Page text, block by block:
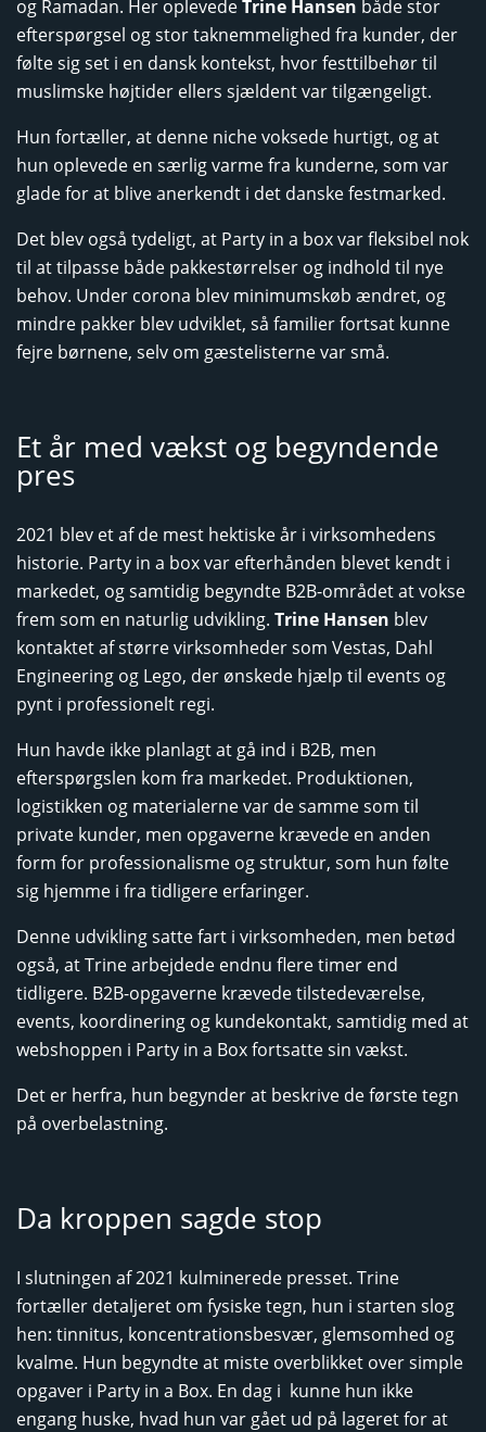
og Ramadan. Her oplevedeTrine Hansen både stor
efterspørgsel og stor taknemmelighed fra kunder, der
følte sig set i en dansk kontekst, hvor festtilbehør til
muslimske højtider ellers sjældent var tilgængeligt.
Hun fortæller, at denne niche voksede hurtigt, og at
hun oplevede en særlig varme fra kunderne, som var
glade for at blive anerkendt i det danske festmarked.
Det blev også tydeligt, at Party in a box var fleksibel nok
til at tilpasse både pakkestørrelser og indhold til nye
behov. Under corona blev minimumskøb ændret, og
mindre pakker blev udviklet, så familier fortsat kunne
fejre børnene, selv om gæstelisterne var små.
Et år med vækst og begyndende
pres
2021 blev et af de mest hektiske år i virksomhedens
historie. Party in a box var efterhånden blevet kendt i
markedet, og samtidig begyndte B2B-området at vokse
frem som en naturlig udvikling. Trine Hansen blev
kontaktet af større virksomheder som Vestas, Dahl
Engineering og Lego, der ønskede hjælp til events og
pynt i professionelt regi.
Hun havde ikke planlagt at gå ind i B2B, men
efterspørgslen kom fra markedet. Produktionen,
logistikken og materialerne var de samme som til
private kunder, men opgaverne krævede en anden
form for professionalisme og struktur, som hun følte
sig hjemme i fra tidligere erfaringer.
Denne udvikling satte fart i virksomheden, men betød
også, at Trine arbejdede endnu flere timer end
tidligere. B2B-opgaverne krævede tilstedeværelse,
events, koordinering og kundekontakt, samtidig med at
webshoppen i Party in a Box fortsatte sin vækst.
Det er herfra, hun begynder at beskrive de første tegn
på overbelastning.
Da kroppen sagde stop
I slutningen af 2021 kulminerede presset. Trine
fortæller detaljeret om fysiske tegn, hun i starten slog
hen: tinnitus, koncentrationsbesvær, glemsomhed og
kvalme. Hun begyndte at miste overblikket over simple
opgaver i Party in a Box. En dag i kunne hun ikke
engang huske, hvad hun var gået ud på lageret for at